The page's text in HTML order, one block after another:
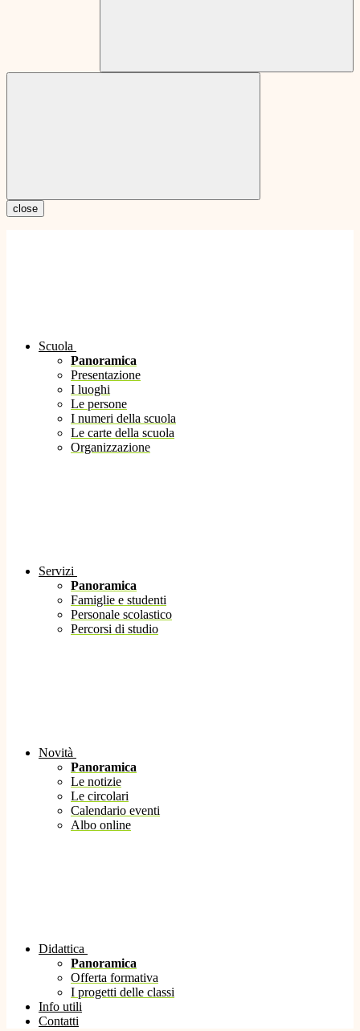
close
Scuola
Panoramica
Presentazione
I luoghi
Le persone
I numeri della scuola
Le carte della scuola
Organizzazione
Servizi
Panoramica
Famiglie e studenti
Personale scolastico
Percorsi di studio
Novità
Panoramica
Le notizie
Le circolari
Calendario eventi
Albo online
Didattica
Panoramica
Offerta formativa
I progetti delle classi
Info utili
Contatti